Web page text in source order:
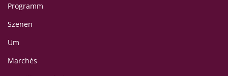
Programm
Szenen
Um
Marchés